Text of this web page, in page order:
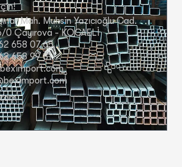
Mah. Muhsin Yazıcıoğlu Cad.
0 Çayırova - KOCAELİ
658 07 65
658 99 81